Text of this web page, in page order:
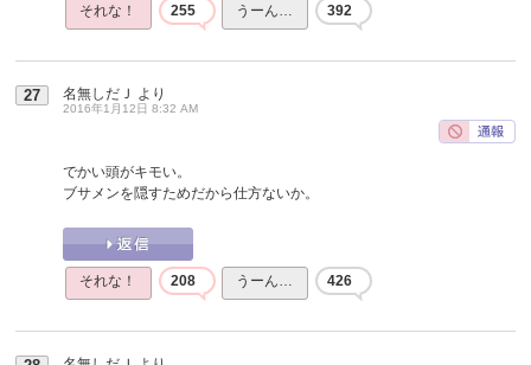
それな！ 255 うーん… 392
27 名無しだＪ より
2016年1月12日 8:32 AM
でかい頭がキモい。
ブサメンを隠すためだから仕方ないか。
それな！ 208 うーん… 426